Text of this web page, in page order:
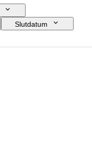
Slutdatum